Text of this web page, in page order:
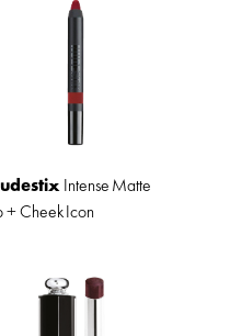
Intense Matte
+ CheekIcon